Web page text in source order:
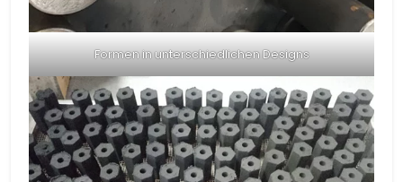
Formen in unterschiedlichen Designs